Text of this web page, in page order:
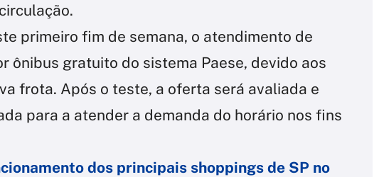
primeiro fim de semana, o atendimento de
ônibus gratuito do sistema Paese, devido aos
frota. Após o teste, a oferta será avaliada e
para a atender a demanda do horário nos fins
dos principais shoppings de SP no